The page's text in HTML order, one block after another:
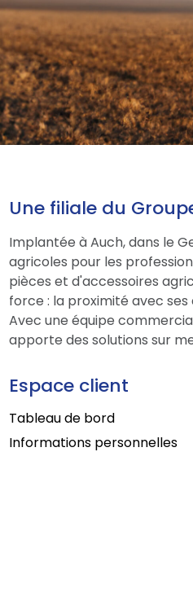
Une filiale du Groupe
Implantée à Auch, dans le
agricoles pour les
pièces et d'accessoires
force : la proximité avec
Avec une équipe
apporte des solutions sur
Espace client
Tableau de bord
Informations personnelles